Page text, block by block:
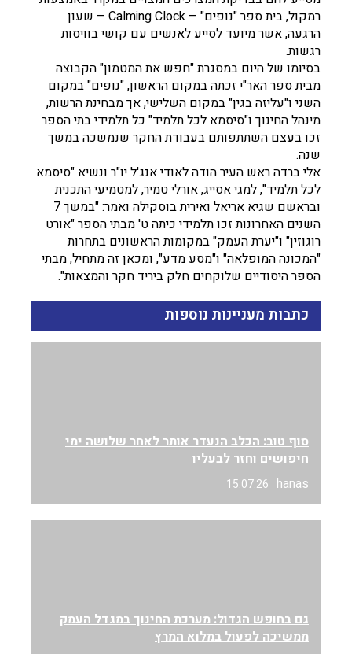
רמקול, בית ספר "נופים" – Calming Clock – שעון
הרגעה, אשר מיועד לסייע לאנשים עם קושי בוויסות
רגשות.
בסיומו של היום במסגרת "חפש את המטמון" הקבוצה
מבית ספר האר"י זכתה במקום הראשון, "נופים" במקום
השני ו"עליזה בגין" במקום השלישי, אך מבחינת הרשות,
מינהל החינוך ו"סיסמא לכל תלמיד" כל תלמידי בתי הספר
זכו בעצם השתתפותם בעבודת החקר שנמשכה במשך
שנה.
אלי ברדה ראש העיר הודה לאודי אנג'ל יו"ר ונשיא "סיסמא
לכל תלמיד", למגי אסייג, אורלי טמיר, למטמיעי התכנית
ובראשם שגיא אריאל ואירית בוסקילה ואמר: "במשך 7
השנים האחרונות זכו תלמידי כיתה ט' מבתי הספר "אורט
רוגוזין" ו"יערת העמק" במקומות הראשונים בתחרות
"המכונה המופלאה" ו"מסע מדע", ומכאן זה מתחיל, מבתי
הספר היסודיים שלוקחים חלק ביריד חקר והמצאות".
כתבות מעניינות נוספות
סוף טוב: הכלב הנעדר אותר לאחר שלושה ימי
חיפושים וחזר לבעליו
hanas
15.07.26
גם בחופש הגדול: מערכת החינוך במגדל העמק
ממשיכה לפעול במלוא המרץ